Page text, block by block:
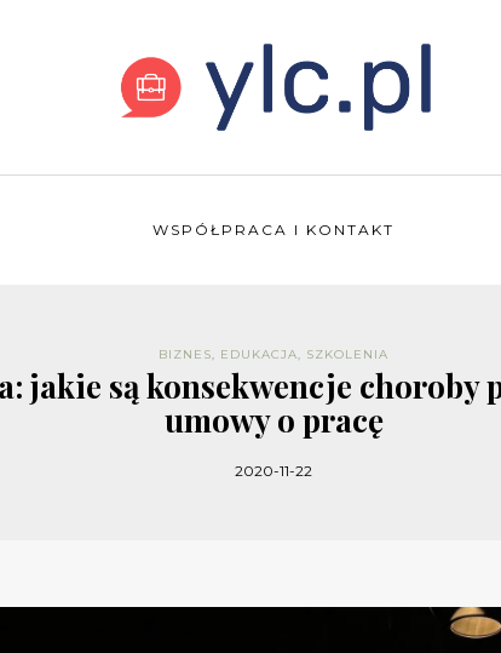
WSPÓŁPRACA I KONTAKT
BIZNES, EDUKACJA, SZKOLENIA
jakie są konsekwencje
umowy o pracę
2020-11-22